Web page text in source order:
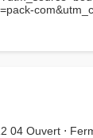
04 Ouvert ⋅